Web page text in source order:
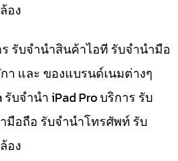
อง
รับจำนำสินค้าไอที รับจำนำมือ
า และ ของแบรนด์เนมต่างๆ
บจำนำ iPad Pro บริการ รับ
มือถือ รับจำนำโทรศัพท์ รับ
อง